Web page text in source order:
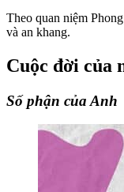
Theo quan niệm
và an khang.
Cuộc đời của
Số phận của Anh